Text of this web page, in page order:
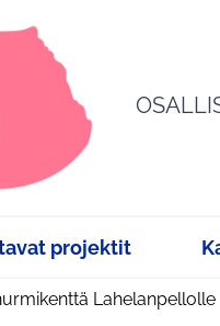
projektit
Lahelanpellolle